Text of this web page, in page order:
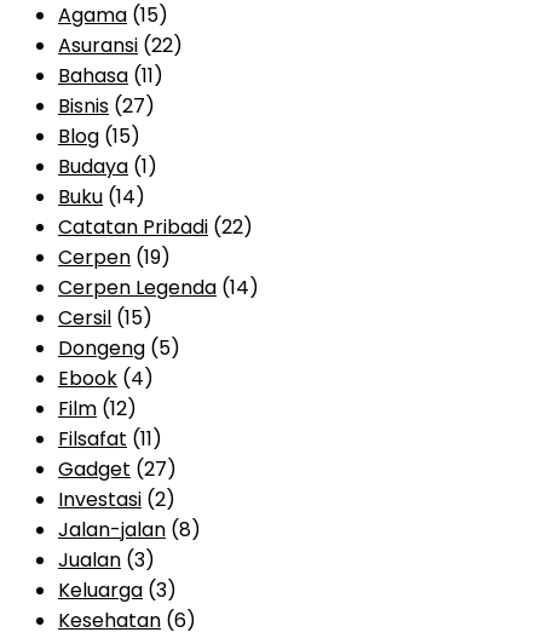
Agama (15)
Asuransi (22)
Bahasa (11)
Bisnis (27)
Blog (15)
Budaya (1)
Buku (14)
Catatan Pribadi (22)
Cerpen (19)
Cerpen Legenda (14)
Cersil (15)
Dongeng (5)
Ebook (4)
Film (12)
Filsafat (11)
Gadget (27)
Investasi (2)
Jalan-jalan (8)
Jualan (3)
Keluarga (3)
Kesehatan (6)